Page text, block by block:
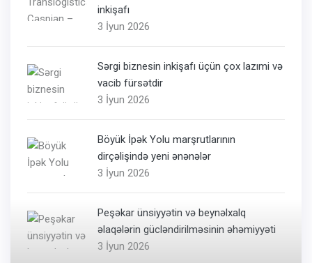
inkişafı
3 İyun 2026
Sərgi biznesin inkişafı üçün çox lazımi və
vacib fürsətdir
3 İyun 2026
Böyük İpək Yolu marşrutlarının
dirçəlişində yeni ənənələr
3 İyun 2026
Peşəkar ünsiyyətin və beynəlxalq
əlaqələrin gücləndirilməsinin əhəmiyyəti
3 İyun 2026